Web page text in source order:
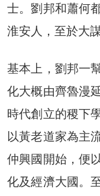
士。劉邦和蕭何
淮安人，至於大
基本上，劉邦一
化大概由齊魯漫
時代創立的稷下
以黃老道家為主
仲興國開始，便
化及經濟大國。